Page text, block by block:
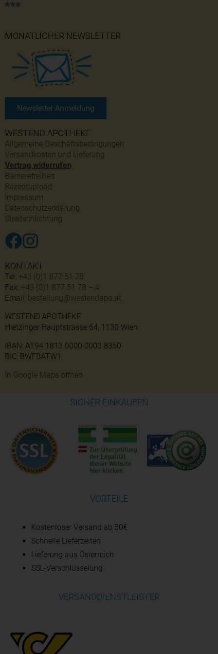
***
WESTEND APOTHEKE
Allgemeine Geschäftsbedingungen
Versandkosten und Lieferung
Vertrag widerrufen
Barrierefreiheit
Rezeptupload
Impressum
Datenschutzerklärung
Streitschlichtung
MONATLICHER NEWSLETTER
Newsletter Anmeldung
KONTAKT
Tel: +43 (0)1 877 51 78
Fax: +43 (0)1 877 51 78 – 4
Email: bestellung@westendapo.at
WESTEND APOTHEKE
Hietzinger Hauptstrasse 64, 1130 Wien
IBAN: AT94 1813 0000 0003 8350
BIC: BWFBATW1
In Google Maps öffnen
SICHER EINKAUFEN
VORTEILE
Kostenloser Versand ab 50€
Schnelle Lieferzeiten
Lieferung aus Österreich
SSL-Verschlüsselung
VERSANDDIENSTLEISTER